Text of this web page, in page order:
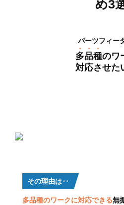
め3
パーツフィー
多品種のワ
対応させた
その理由は‥
多品種のワークに対応できる無